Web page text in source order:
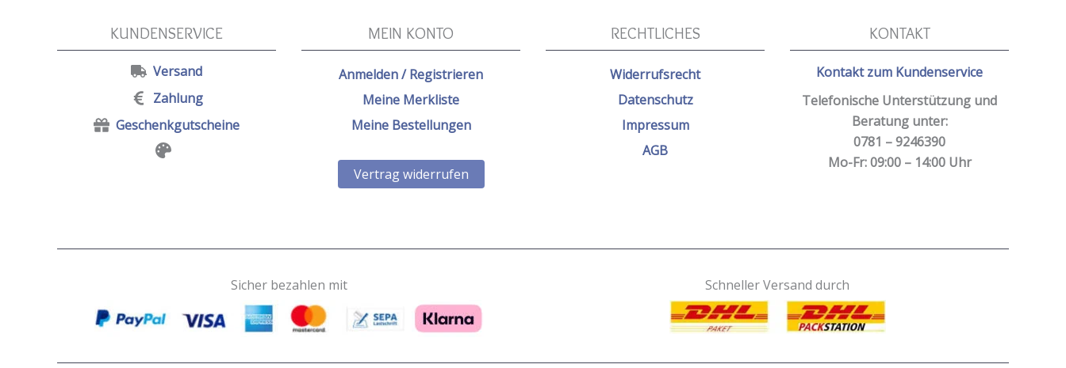
KUNDENSERVICE
Versand
Zahlung
Geschenkgutscheine
MEIN KONTO
Anmelden / Registrieren
Meine Merkliste
Meine Bestellungen
Vertrag widerrufen
RECHTLICHES
Widerrufsrecht
Datenschutz
Impressum
AGB
KONTAKT
Kontakt zum Kundenservice
Telefonische Unterstützung und
Beratung unter:
0781 – 9246390
Mo-Fr: 09:00 – 14:00 Uhr
Sicher bezahlen mit Schneller Versand durch